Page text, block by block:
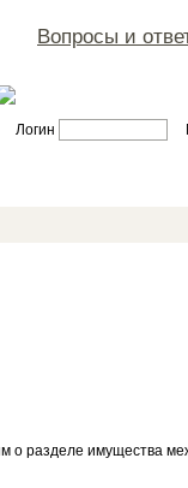
Вопросы и
Логин
о разделе имущества